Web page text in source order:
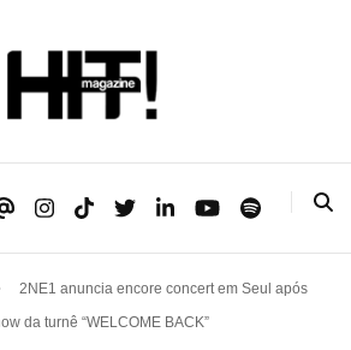
2NE1 anuncia encore concert em Seul após
da turnê “WELCOME BACK”